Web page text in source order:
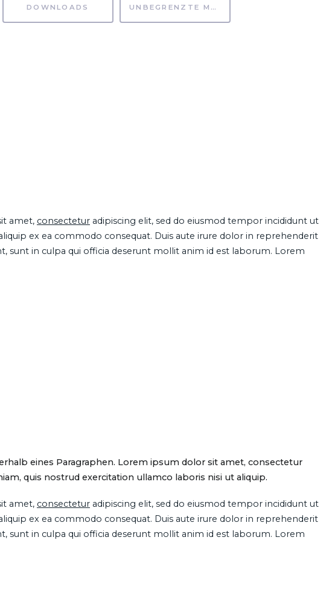
DOWNLOADS UNBEGRENZTE MÖGLICHKEITEN
amet, consectetur adipiscing elit, sed do eiusmod tempor incididunt ut
ex ea commodo consequat. Duis aute irure dolor in reprehenderit
sunt in culpa qui officia deserunt mollit anim id est laborum. Lorem
eines Paragraphen. Lorem ipsum dolor sit amet, consectetur
quis nostrud exercitation ullamco laboris nisi ut aliquip.
amet, consectetur adipiscing elit, sed do eiusmod tempor incididunt ut
ex ea commodo consequat. Duis aute irure dolor in reprehenderit
sunt in culpa qui officia deserunt mollit anim id est laborum. Lorem